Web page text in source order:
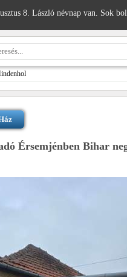
8. László névnap van. Sok
Érsemjénben Bihar